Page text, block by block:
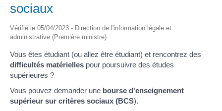
sociaux
Vérifié le 05/04/2023 - Direction de l'information légale et
administrative (Première ministre)
Vous êtes étudiant (ou allez être étudiant) et rencontrez des
difficultés matérielles pour poursuivre des études
supérieures ?
Vous pouvez demander une bourse d'enseignement
supérieur sur critères sociaux (BCS).